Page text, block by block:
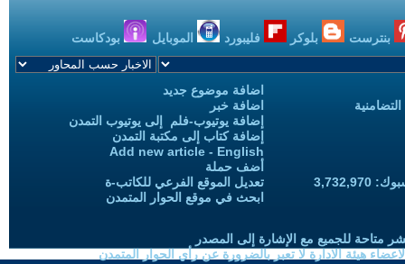
بنترست بلوكر فليبورد الموبايل بودكاست
اضافة موضوع جديد
اضافة خبر
إضافة يوتيوب-فلم إلى يوتيوب التمدن
إضافة كتاب إلى مكتبة التمدن
Add new article - English
أضف حملة
تعديل الموقع الفرعي للكاتب-ة
ابحث في موقع الحوار المتمدن
متاحة للجميع مع الإشارة إلى المصدر
هيئة الادارة لا تعبر بالضرورة عن رأي الحوار المتمدن